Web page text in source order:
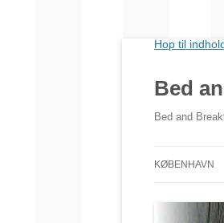
Hop til
Bed
Bed and
KØBENHAVN